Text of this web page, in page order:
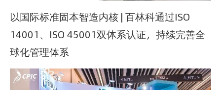
以国际标准固本智造内核 | 百林科通过ISO
14001、ISO 45001双体系认证，持续完善全
球化管理体系